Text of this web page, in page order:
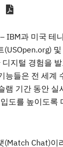
– IBM과 미국 테
지털 경험을
능들은 전 세계
램 기간 동안 실
도를 높이도록
(Match Chat)이